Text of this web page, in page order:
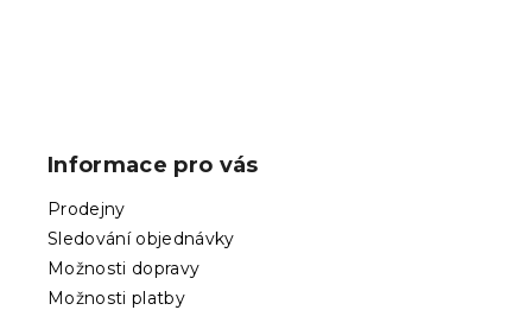
Informace pro vás
Prodejny
Sledování objednávky
Možnosti dopravy
Možnosti platby